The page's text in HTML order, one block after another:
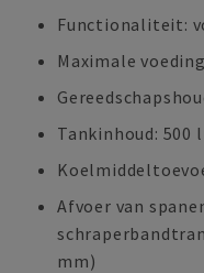
Functionaliteit:
Maximale
Tankinhoud: 500
Afvoer van
mm)